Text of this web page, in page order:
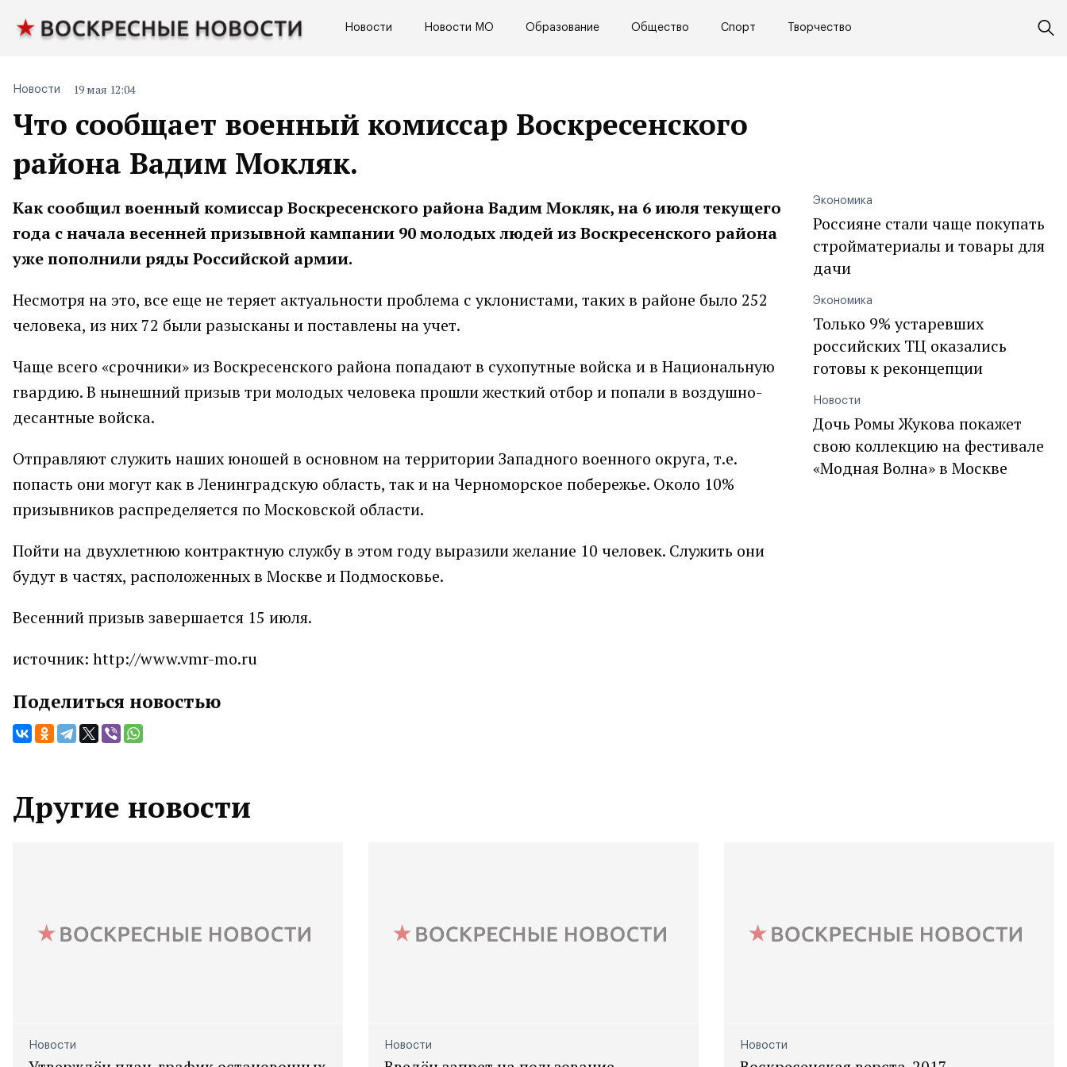
Новости Новости МО Образование Общество Спорт Творчество
Что сообщает военный комиссар Воскресенского
района Вадим Мокляк.
Новости 19 мая 12:04
Как сообщил военный комиссар Воскресенского района Вадим Мокляк, на 6 июля текущего
года с начала весенней призывной кампании 90 молодых людей из Воскресенского района
уже пополнили ряды Российской армии.
Несмотря на это, все еще не теряет актуальности проблема с уклонистами, таких в районе было 252
человека, из них 72 были разысканы и поставлены на учет.
Чаще всего «срочники» из Воскресенского района попадают в сухопутные войска и в Национальную
гвардию. В нынешний призыв три молодых человека прошли жесткий отбор и попали в воздушно-
десантные войска.
Отправляют служить наших юношей в основном на территории Западного военного округа, т.е.
попасть они могут как в Ленинградскую область, так и на Черноморское побережье. Около 10%
призывников распределяется по Московской области.
Пойти на двухлетнюю контрактную службу в этом году выразили желание 10 человек. Служить они
будут в частях, расположенных в Москве и Подмосковье.
Весенний призыв завершается 15 июля.
источник: http://www.vmr-mo.ru
Поделиться новостью
Экономика
Россияне стали чаще покупать
стройматериалы и товары для
дачи
Экономика
Только 9% устаревших
российских ТЦ оказались
готовы к реконцепции
Новости
Дочь Ромы Жукова покажет
свою коллекцию на фестивале
«Модная Волна» в Москве
Другие новости
Новости Новости Новости